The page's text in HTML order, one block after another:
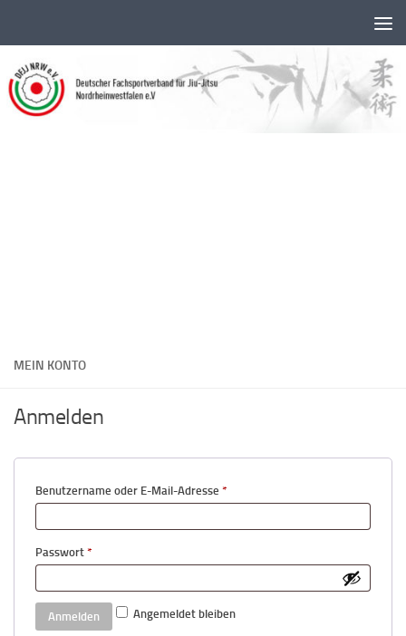
MEIN KONTO
Anmelden
Benutzername oder E-Mail-Adresse *
Passwort *
Angemeldet bleiben
Anmelden